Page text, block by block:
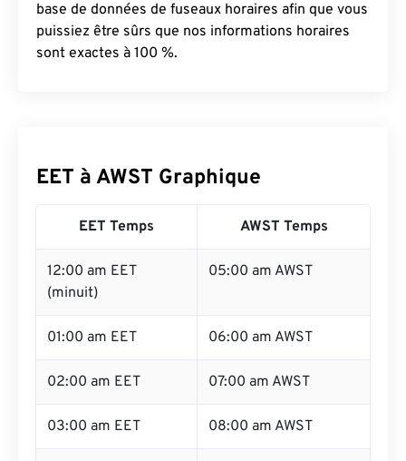
base de données de fuseaux horaires afin que vous
puissiez être sûrs que nos informations horaires
sont exactes à 100 %.
EET à AWST Graphique
EET Temps AWST Temps
12:00 am EET
(minuit)
05:00 am AWST
01:00 am EET 06:00 am AWST
02:00 am EET 07:00 am AWST
03:00 am EET 08:00 am AWST